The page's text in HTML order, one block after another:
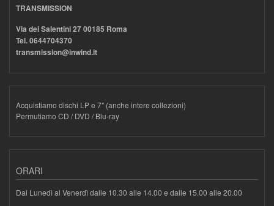
TRANSMISSION
Via dei Salentini 27 00185 Roma
Tel. 0644704370
transmission@inwind.it
Acquistiamo dischi LP e 7" (anche intere collezioni)
Permutiamo CD / DVD / Blu-ray
ORARI
Dal Lunedì al Venerdì dalle 10.30 alle 14.00 e dalle 15.00 alle 20.00